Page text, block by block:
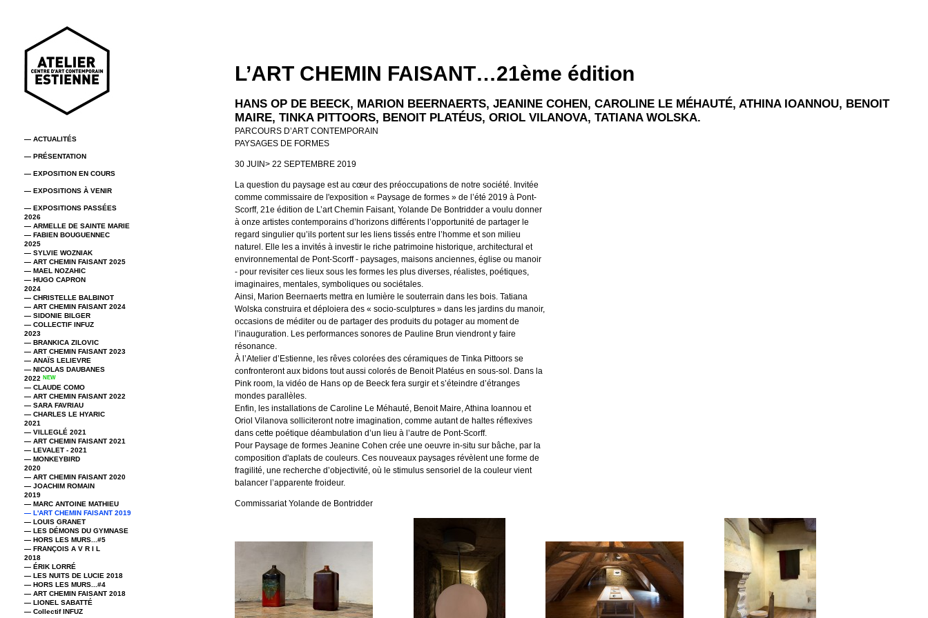
— ACTUALITÉS
— PRÉSENTATION
— EXPOSITION EN COURS
— EXPOSITIONS À VENIR
— EXPOSITIONS PASSÉES
2026
— ARMELLE DE SAINTE MARIE
— FABIEN BOUGUENNEC
2025
— SYLVIE WOZNIAK
— ART CHEMIN FAISANT 2025
— MAEL NOZAHIC
— HUGO CAPRON
2024
— CHRISTELLE BALBINOT
— ART CHEMIN FAISANT 2024
— SIDONIE BILGER
— COLLECTIF INFUZ
2023
— BRANKICA ZILOVIC
— ART CHEMIN FAISANT 2023
— ANAÏS LELIEVRE
— NICOLAS DAUBANES
2022 NEW
— CLAUDE COMO
— ART CHEMIN FAISANT 2022
— SARA FAVRIAU
— CHARLES LE HYARIC
2021
— VILLEGLÉ 2021
— ART CHEMIN FAISANT 2021
— LEVALET - 2021
— MONKEYBIRD
2020
— ART CHEMIN FAISANT 2020
— JOACHIM ROMAIN
2019
— MARC ANTOINE MATHIEU
— L'ART CHEMIN FAISANT 2019
— LOUIS GRANET
— LES DÉMONS DU GYMNASE
— HORS LES MURS...#5
— FRANÇOIS A V R I L
2018
— ÉRIK LORRÉ
— LES NUITS DE LUCIE 2018
— HORS LES MURS...#4
— ART CHEMIN FAISANT 2018
— LIONEL SABATTÉ
— Collectif INFUZ
L’ART CHEMIN FAISANT…21ème édition
HANS OP DE BEECK, MARION BEERNAERTS, JEANINE COHEN, CAROLINE LE MÉHAUTÉ, ATHINA IOANNOU, BENOIT
MAIRE, TINKA PITTOORS, BENOIT PLATÉUS, ORIOL VILANOVA, TATIANA WOLSKA.
PARCOURS D’ART CONTEMPORAIN
PAYSAGES DE FORMES
30 JUIN> 22 SEPTEMBRE 2019
La question du paysage est au cœur des préoccupations de notre société. Invitée
comme commissaire de l'exposition « Paysage de formes » de l’été 2019 à Pont-
Scorff, 21e édition de L’art Chemin Faisant, Yolande De Bontridder a voulu donner
à onze artistes contemporains d’horizons différents l’opportunité de partager le
regard singulier qu’ils portent sur les liens tissés entre l’homme et son milieu
naturel. Elle les a invités à investir le riche patrimoine historique, architectural et
environnemental de Pont-Scorff - paysages, maisons anciennes, église ou manoir
- pour revisiter ces lieux sous les formes les plus diverses, réalistes, poétiques,
imaginaires, mentales, symboliques ou sociétales.
Ainsi, Marion Beernaerts mettra en lumière le souterrain dans les bois. Tatiana
Wolska construira et déploiera des « socio-sculptures » dans les jardins du manoir,
occasions de méditer ou de partager des produits du potager au moment de
l’inauguration. Les performances sonores de Pauline Brun viendront y faire
résonance.
À l’Atelier d’Estienne, les rêves colorées des céramiques de Tinka Pittoors se
confronteront aux bidons tout aussi colorés de Benoit Platéus en sous-sol. Dans la
Pink room, la vidéo de Hans op de Beeck fera surgir et s’éteindre d’étranges
mondes parallèles.
Enfin, les installations de Caroline Le Méhauté, Benoit Maire, Athina Ioannou et
Oriol Vilanova solliciteront notre imagination, comme autant de haltes réflexives
dans cette poétique déambulation d’un lieu à l’autre de Pont-Scorff.
Pour Paysage de formes Jeanine Cohen crée une oeuvre in-situ sur bâche, par la
composition d'aplats de couleurs. Ces nouveaux paysages révèlent une forme de
fragilité, une recherche d’objectivité, où le stimulus sensoriel de la couleur vient
balancer l’apparente froideur.
Commissariat Yolande de Bontridder